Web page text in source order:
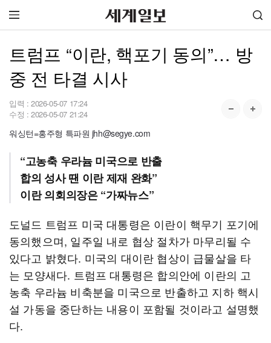
트럼프 “이란, 핵포기 동의”… 방
중 전 타결 시사
입력 : 2026-05-07 17:24
수정 : 2026-05-07 21:24
워싱턴=홍주형 특파원 jhh@segye.com
“고농축 우라늄 미국으로 반출
합의 성사 땐 이란 제재 완화”
이란 의회의장은 “가짜뉴스”
도널드 트럼프 미국 대통령은 이란이 핵무기 포기에
동의했으며, 일주일 내로 협상 절차가 마무리될 수
있다고 밝혔다. 미국의 대이란 협상이 급물살을 타
는 모양새다. 트럼프 대통령은 합의안에 이란의 고
농축 우라늄 비축분을 미국으로 반출하고 지하 핵시
설 가동을 중단하는 내용이 포함될 것이라고 설명했
다.